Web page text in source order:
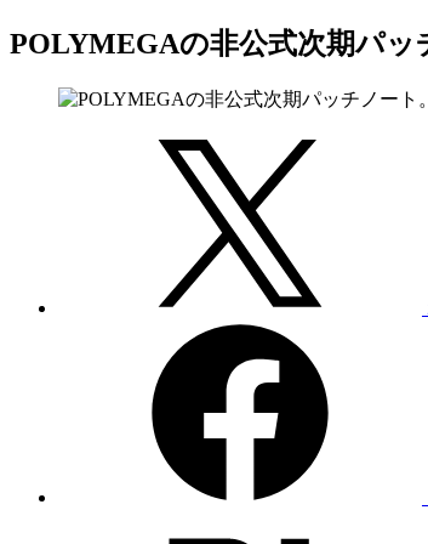
POLYMEGAの非公式次期パ